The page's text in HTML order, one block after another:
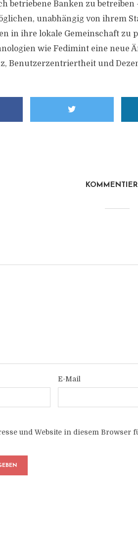
betriebene Banken zu betreiben
unabhängig von ihrem
in ihre lokale Gemeinschaft zu
wie Fedimint eine neue
Benutzerzentriertheit und
E-Mail
und Website in diesem